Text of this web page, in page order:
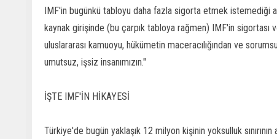
IMF'in bugünkü tabloyu daha fazla sigorta etmek istemediği
kaynak girişinde (bu çarpık tabloya rağmen) IMF'in sigortası
uluslararası kamuoyu, hükümetin maceracılığından ve
umutsuz, işsiz insanımızın."
İŞTE IMF'İN HİKAYESİ
Türkiye'de bugün yaklaşık 12 milyon kişinin yoksulluk